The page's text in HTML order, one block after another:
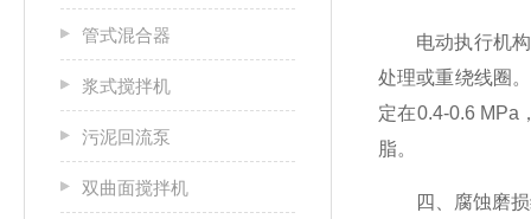
管式混合器
浆式搅拌机
污泥回流泵
双曲面搅拌机
电动执行机构
处理或重绕线圈
定在0.4-0.6 MPa
脂。
四、腐蚀磨损